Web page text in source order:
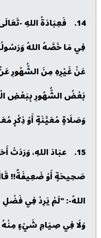
14. فَعِبَادَةُ اللهِ -
فِي مَا خَصَّهُ اللهُ
عَنْ غَيْرِهِ مِنَ الشُّهُورِ
بَعْضُ الشُّهُورِ بِبَعْضِ
وَصَلَاةٍ مُعَيَّنَةٍ أَوْ ذِكْرٍ
15. عبَادَ اللهِ،
صَحِيحَةٍ أَوْ ضَعِيفَةٌ!!
اللهُ-: "لَمْ يَرِدْ فِي
وَلَا فِي صِيَامِ شَيْءٍ مِنْهُ